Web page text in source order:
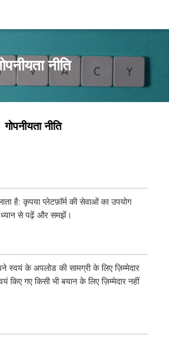
नीति
गोपनीयता नीति
है: कृपया प्लेटफ़ॉर्म की सेवाओं का उपयोग
से पढ़ें और समझें।
स्वयं के अपलोड की सामग्री के लिए ज़िम्मेदार
किए गए किसी भी बयान के लिए ज़िम्मेदार नहीं